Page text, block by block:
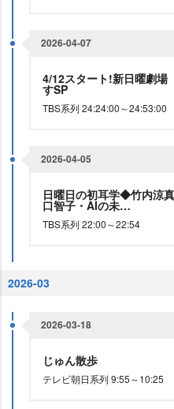
2026-04-07
4/12スタート!新日曜劇場
すSP
TBS系列 24:24:00～24:53:00
2026-04-05
日曜日の初耳学◆竹内涼
口智子・AIの未…
TBS系列 22:00～22:54
2026-03
2026-03-18
じゅん散歩
テレビ朝日系列 9:55～10:25